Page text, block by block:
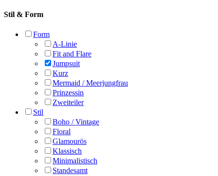
Stil & Form
Form
A-Linie
Fit and Flare
Jumpsuit
Kurz
Mermaid / Meerjungfrau
Prinzessin
Zweiteiler
Stil
Boho / Vintage
Floral
Glamourös
Klassisch
Minimalistisch
Standesamt